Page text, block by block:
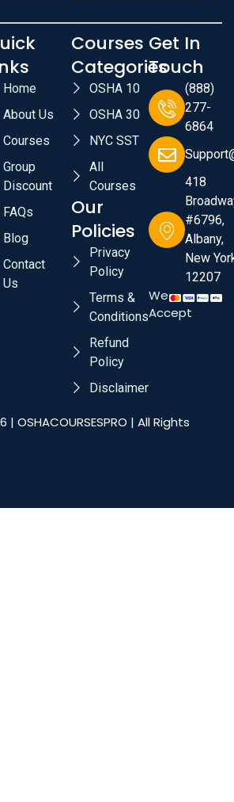
Home
About Us
Courses
Group
Discount
FAQs
Blog
Contact
Us
Courses
Categories
OSHA 10
OSHA 30
NYC SST
All
Courses
Our
Policies
Privacy
Policy
Terms &
Conditions
Refund
Policy
Disclaimer
Get In
Touch
(888)
277-
6864
418
#6796,
Albany,
New
12207
We
Accept
OSHACOURSESPRO | All Rights